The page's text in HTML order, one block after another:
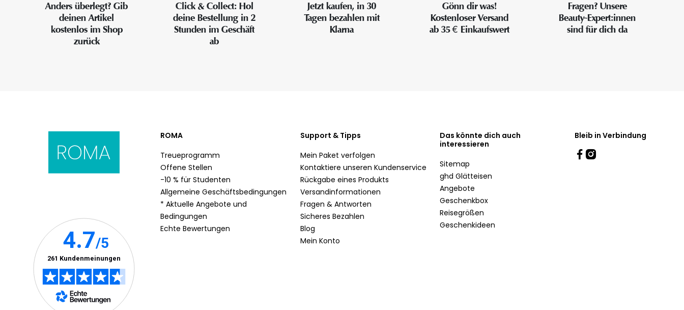
Anders überlegt? Gib
deinen Artikel
kostenlos im Shop
zurück
Click & Collect: Hol
deine Bestellung in 2
Stunden im Geschäft
ab
Jetzt kaufen, in 30
Tagen bezahlen mit
Klarna
Gönn dir was!
Kostenloser Versand
ab 35 € Einkaufswert
Fragen? Unsere
Beauty-Expert:innen
sind für dich da
ROMA
Treueprogramm
Offene Stellen
-10 % für Studenten
Allgemeine Geschäftsbedingungen
* Aktuelle Angebote und
Bedingungen
Echte Bewertungen
Support & Tipps
Mein Paket verfolgen
Kontaktiere unseren Kundenservice
Rückgabe eines Produkts
Versandinformationen
Fragen & Antworten
Sicheres Bezahlen
Blog
Mein Konto
Das könnte dich auch
interessieren
Sitemap
ghd Glätteisen
Angebote
Geschenkbox
Reisegrößen
Geschenkideen
Bleib in Verbindung